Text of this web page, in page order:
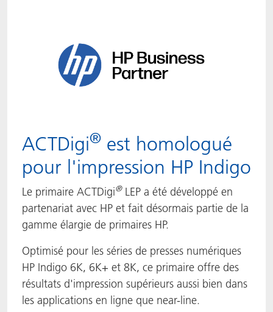
ACTDigi® est homologué
pour l'impression HP Indigo
Le primaire ACTDigi®LEP a été développé en
partenariat avec HP et fait désormais partie de la
gamme élargie de primaires HP.
Optimisé pour les séries de presses numériques
HP Indigo 6K, 6K+ et 8K, ce primaire offre des
résultats d'impression supérieurs aussi bien dans
les applications en ligne que near-line.